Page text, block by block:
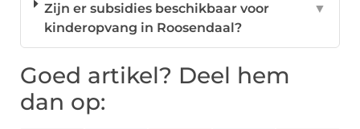
Zijn er subsidies beschikbaar voor
kinderopvang in Roosendaal?
▼
Goed artikel? Deel hem
dan op: